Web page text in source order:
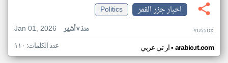
اخبار جزر القمر
Politics
Jan 01, 2026
منذ ٧ أشهر YU55DX
ار تي عربي• arabic.rt.com عدد الكلمات: ١١٠